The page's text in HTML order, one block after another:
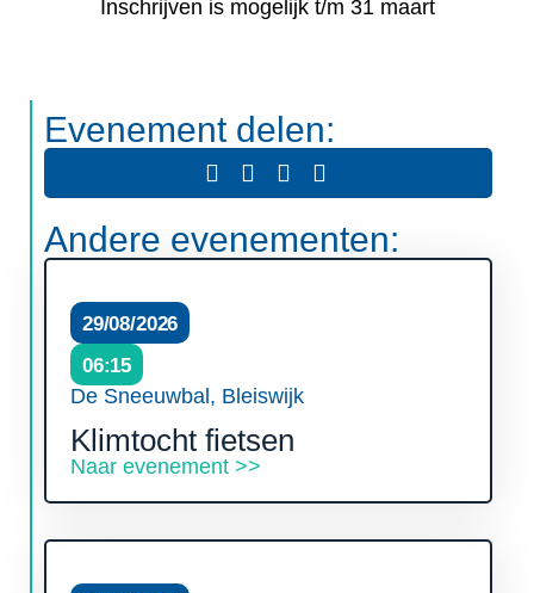
Inschrijven is mogelijk t/m 31 maart
Evenement delen:
Andere evenementen:
29/08/2026
06:15
De Sneeuwbal, Bleiswijk
Klimtocht fietsen
Naar evenement >>